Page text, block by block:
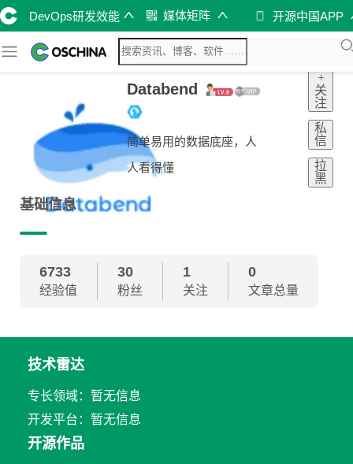
DevOps研发效能 媒体矩阵 开源中国APP
Databend
简单易用的数据底座，人
人看得懂
+
关
注
私
信
拉
黑
基础信息
6733
经验值
30
粉丝
1
关注
0
文章总量
技术雷达
专长领域：暂无信息
开发平台：暂无信息
开源作品